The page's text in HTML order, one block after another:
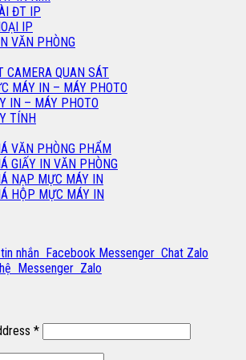
ĐT IP
IP
VĂN PHÒNG
CAMERA QUAN SÁT
MÁY IN – MÁY PHOTO
IN – MÁY PHOTO
TÍNH
VĂN PHÒNG PHẨM
GIẤY IN VĂN PHÒNG
NẠP MỰC MÁY IN
HỘP MỰC MÁY IN
nhắn Facebook Messenger Chat Zalo
Messenger Zalo
*